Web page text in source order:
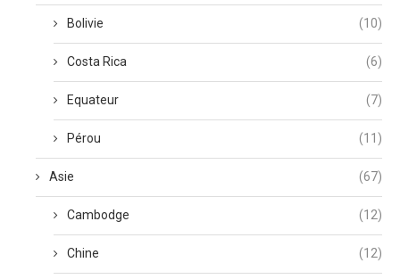
Bolivie (10)
Costa Rica (6)
Equateur (7)
Pérou (11)
Asie (67)
Cambodge (12)
Chine (12)